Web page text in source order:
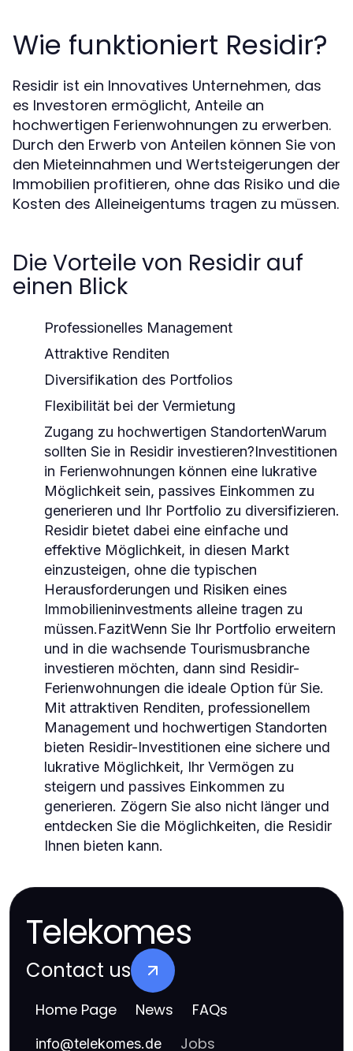
Wie funktioniert Residir?
Residir ist ein Innovatives Unternehmen, das
es Investoren ermöglicht, Anteile an
hochwertigen Ferienwohnungen zu erwerben.
Durch den Erwerb von Anteilen können Sie von
den Mieteinnahmen und Wertsteigerungen der
Immobilien profitieren, ohne das Risiko und die
Kosten des Alleineigentums tragen zu müssen.
Die Vorteile von Residir auf
einen Blick
Professionelles Management
Attraktive Renditen
Diversifikation des Portfolios
Flexibilität bei der Vermietung
Zugang zu hochwertigen StandortenWarum
sollten Sie in Residir investieren?Investitionen
in Ferienwohnungen können eine lukrative
Möglichkeit sein, passives Einkommen zu
generieren und Ihr Portfolio zu diversifizieren.
Residir bietet dabei eine einfache und
effektive Möglichkeit, in diesen Markt
einzusteigen, ohne die typischen
Herausforderungen und Risiken eines
Immobilieninvestments alleine tragen zu
müssen.FazitWenn Sie Ihr Portfolio erweitern
und in die wachsende Tourismusbranche
investieren möchten, dann sind Residir-
Ferienwohnungen die ideale Option für Sie.
Mit attraktiven Renditen, professionellem
Management und hochwertigen Standorten
bieten Residir-Investitionen eine sichere und
lukrative Möglichkeit, Ihr Vermögen zu
steigern und passives Einkommen zu
generieren. Zögern Sie also nicht länger und
entdecken Sie die Möglichkeiten, die Residir
Ihnen bieten kann.
Telekomes
Contact us
Home Page News FAQs
info@telekomes.de Jobs